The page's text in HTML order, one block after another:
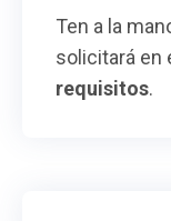
Ten a la
solicitará en
requisitos.